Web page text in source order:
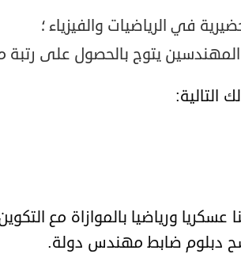
في الرياضيات والفيزياء ؛
يتوج بالحصول على رتبة
التالية:
عسكريا ورياضيا بالموازاة مع
دبلوم ضابط مهندس دولة.